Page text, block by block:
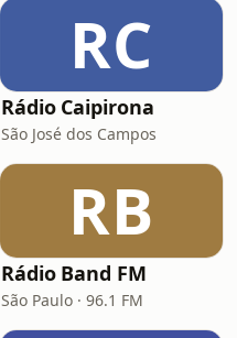
RC
Rádio Caipirona
São José dos Campos
RB
Rádio Band FM
São Paulo · 96.1 FM